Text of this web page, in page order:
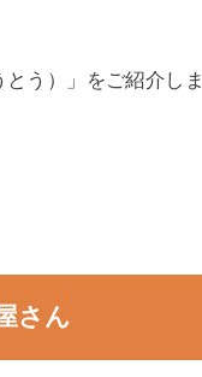
う）」をご紹介しま
さん